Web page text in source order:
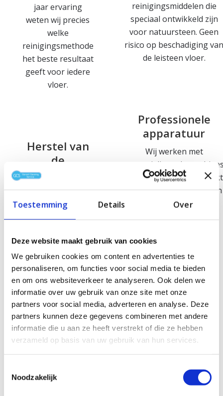
Toestemming Details Over
Deze website maakt gebruik van cookies
We gebruiken cookies om content en advertenties te
personaliseren, om functies voor social media te bieden
en om ons websiteverkeer te analyseren. Ook delen we
informatie over uw gebruik van onze site met onze
partners voor social media, adverteren en analyse. Deze
partners kunnen deze gegevens combineren met andere
informatie die u aan ze heeft verstrekt of die ze hebben
verzameld op basis van uw gebruik van hun services.
Noodzakelijk
jaar ervaring
weten wij precies
welke
reinigingsmethode
het beste resultaat
geeft voor iedere
vloer.
Herstel van
de
natuurlijke
uitstraling
Door de juiste
reinigingstechniek
natuurlijke kleur
en structuur van
de leisteen vloer
weer beter tot zijn
recht.
reinigingsmiddelen die
speciaal ontwikkeld zijn
voor natuursteen. Geen
risico op beschadiging
de leisteen vloer.
Professionele
apparatuur
Wij werken met
gespecialiseerde
en materialen die geschikt
zijn voor het reinigen van
natuurstenen vloeren
Wat onze klanten